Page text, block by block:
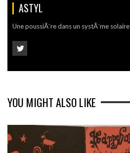
ASTYL
Une poussiÃ¨re dans un systÃ¨me solaire
YOU MIGHT ALSO LIKE